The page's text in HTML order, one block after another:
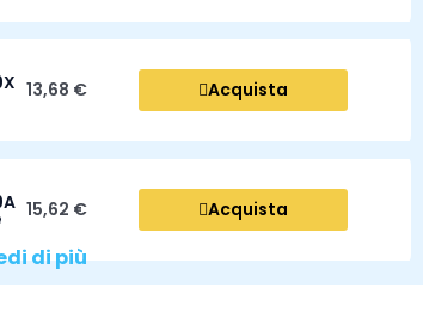
13,68 € Acquista
15,62 € Acquista
di più